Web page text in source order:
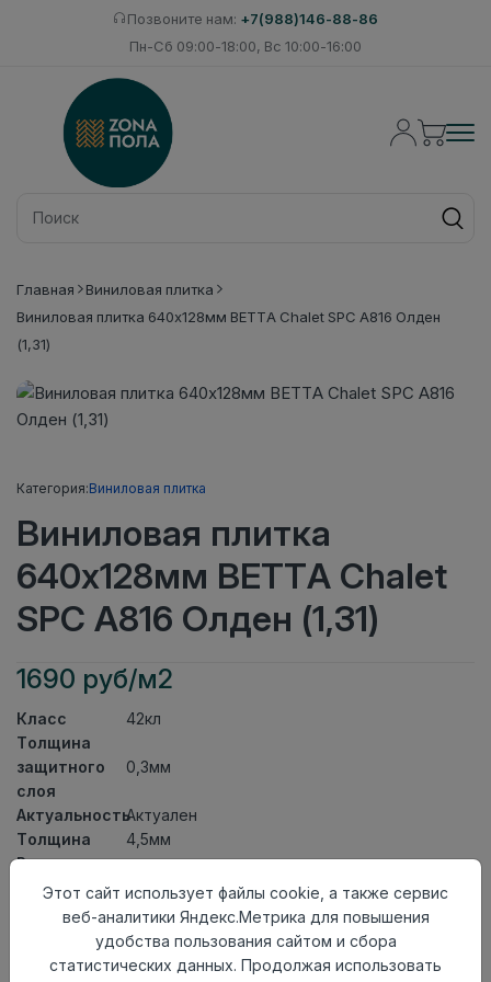
Позвоните нам: +7(988)146-88-86
Пн-Сб 09:00-18:00, Вс 10:00-16:00
Главная
Виниловая плитка
Виниловая плитка 640x128мм BETTA Chalet SPC A816 Олден
(1,31)
Категория:Виниловая плитка
Виниловая плитка
640x128мм BETTA Chalet
SPC A816 Олден (1,31)
1690 руб/м2
Класс
42кл
Толщина
защитного
слоя
0,3мм
АктуальностьАктуален
Толщина
4,5мм
Размер
доски
Теплый пол
до +27 градусов
укладки
Замковый метод
Этот сайт использует файлы cookie, а также сервис
веб-аналитики Яндекс.Метрика для повышения
удобства пользования сайтом и сбора
статистических данных. Продолжая использовать